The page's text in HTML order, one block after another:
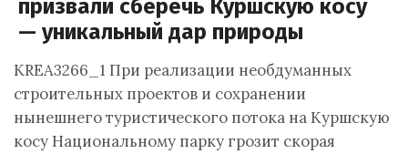
призвали сберечь Куршскую косу
— уникальный дар природы
KREA3266_1 При реализации необдуманных
строительных проектов и сохранении
нынешнего туристического потока на Куршскую
косу Национальному парку грозит скорая